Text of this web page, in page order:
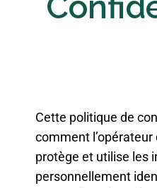
Cette politique de
comment
protège et utilise les
personnellement